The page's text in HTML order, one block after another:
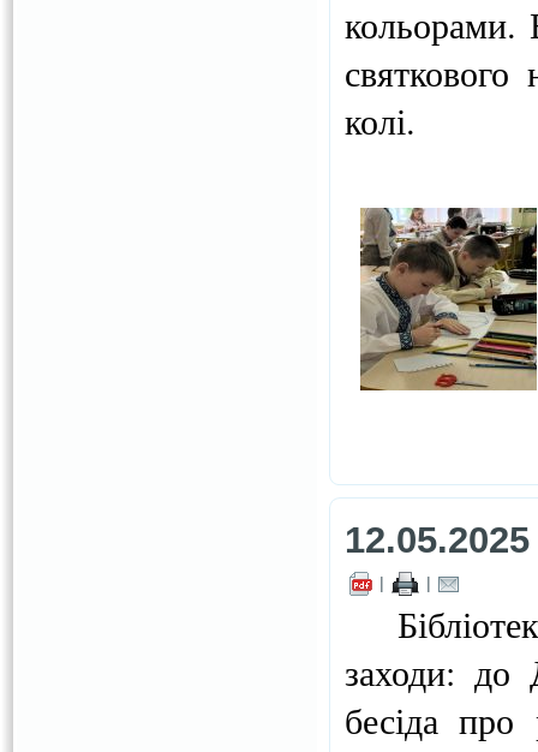
кольорами.
колі.
12.05.2025
| |
заходи: до
бесіда про